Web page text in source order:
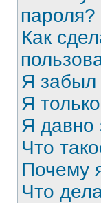
пароля?
Как
Я забыл
Я
Я давно
Что
Почему
Что